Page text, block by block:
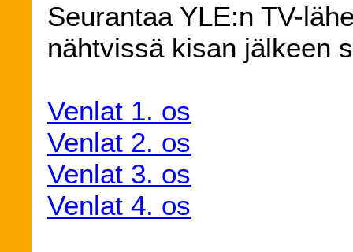
Seurantaa YLE:n TV-
nähtvissä kisan jälkeen
Venlat 1. os
Venlat 2. os
Venlat 3. os
Venlat 4. os